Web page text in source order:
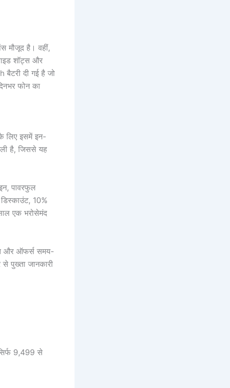
मौजूद है। वहीं,
शॉट्स और
बैटरी दी गई है जो
फोन का
लिए इसमें इन-
है, जिससे यह
पावरफुल
10%
एक भरोसेमंद
और ऑफर्स समय-
पुख्ता जानकारी
9,499 से